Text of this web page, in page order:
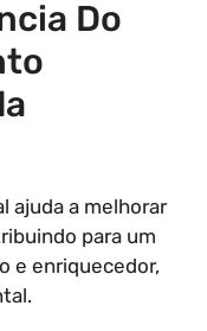
Do
ajuda a melhorar
para um
e enriquecedor,